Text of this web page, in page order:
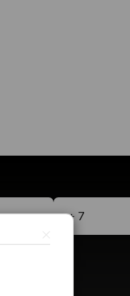
связи: